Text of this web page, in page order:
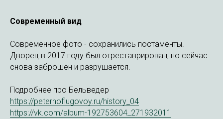
Современный вид
Современное фото - сохранились постаменты.
Дворец в 2017 году был отреставрирован, но сейчас
снова заброшен и разрушается.
Подробнее про Бельведер
https://peterhoflugovoy.ru/history_04
https://vk.com/album-192753604_271932011